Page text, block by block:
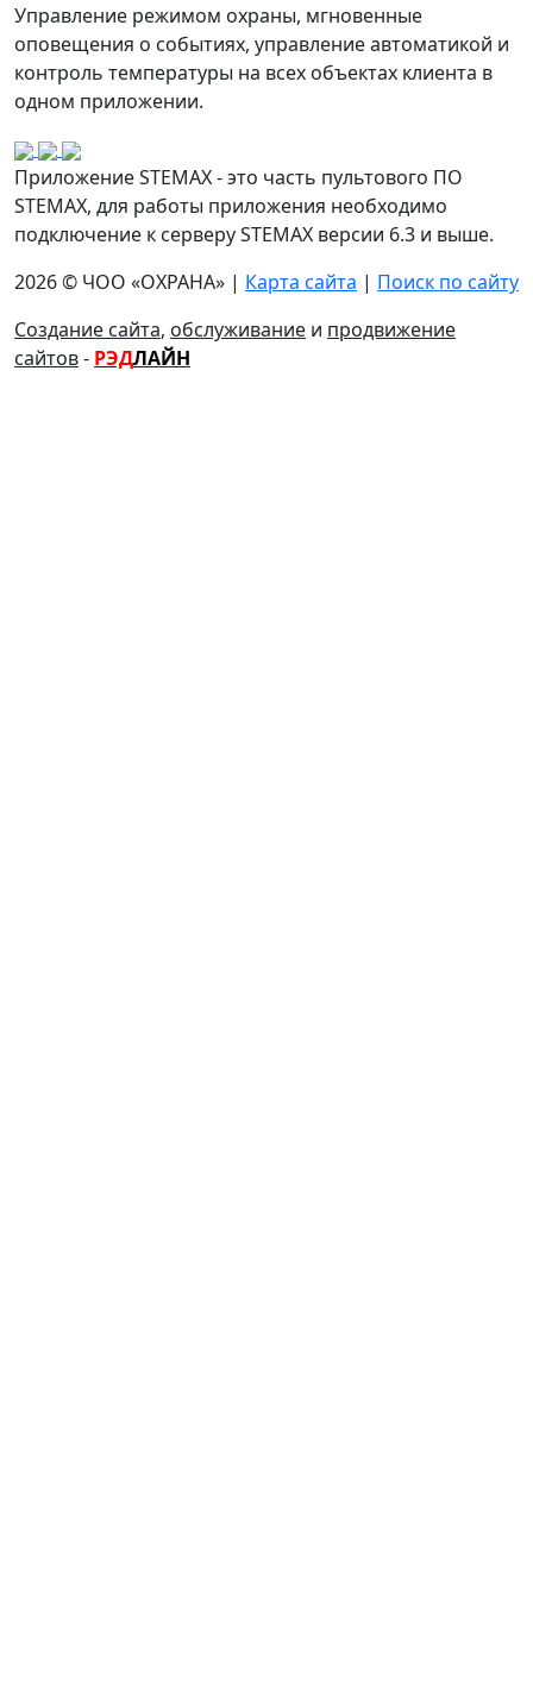
Управление режимом охраны, мгновенные
оповещения о событиях, управление автоматикой и
контроль температуры на всех объектах клиента в
одном приложении.
Приложение STEMAX - это часть пультового ПО
STEMAX, для работы приложения необходимо
подключение к серверу STEMAX версии 6.3 и выше.
2026 © ЧОО «ОХРАНА» | Карта сайта | Поиск по сайту
Создание сайта, обслуживание и продвижение
сайтов- РЭДЛАЙН